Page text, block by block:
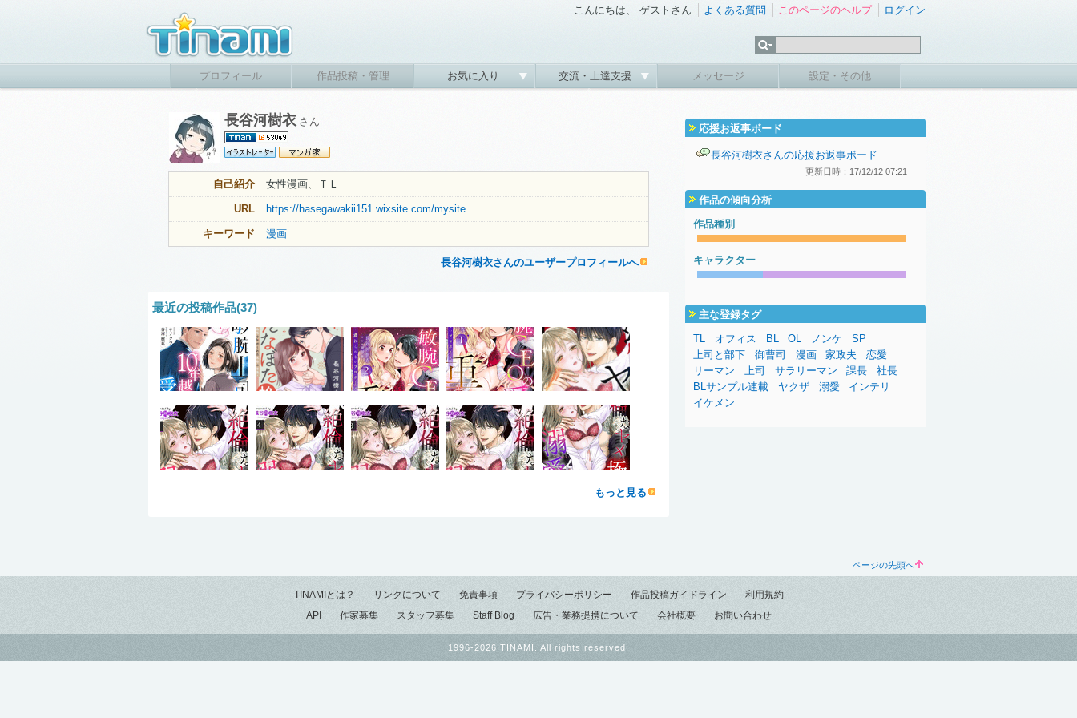
こんにちは、 ゲストさん よくある質問 このページのヘルプ ログイン
プロフィール 作品投稿・管理 お気に入り 交流・上達支援 メッセージ 設定・その他
長谷河樹衣 さん
自己紹介 女性漫画、ＴＬ
URL https://hasegawakii151.wixsite.com/mysite
キーワード 漫画
長谷河樹衣さんのユーザープロフィールへ
最近の投稿作品(37)
もっと見る
応援お返事ボード
長谷河樹衣さんの応援お返事ボード
更新日時：17/12/12 07:21
作品の傾向分析
作品種別
キャラクター
主な登録タグ
TL
オフィス BL OL ノンケ
SP
上司と部下
御曹司 漫画 家政夫
恋愛
リーマン
上司 サラリーマン 課長
社長
BLサンプル連載
ヤクザ 溺愛
インテリ
イケメン
ページの先頭へ
TINAMIとは？ リンクについて 免責事項 プライバシーポリシー 作品投稿ガイドライン
利用規約
API
作家募集 スタッフ募集 Staff Blog 広告・業務提携について 会社概要 お問い合わせ
1996-2026 TINAMI. All rights reserved.